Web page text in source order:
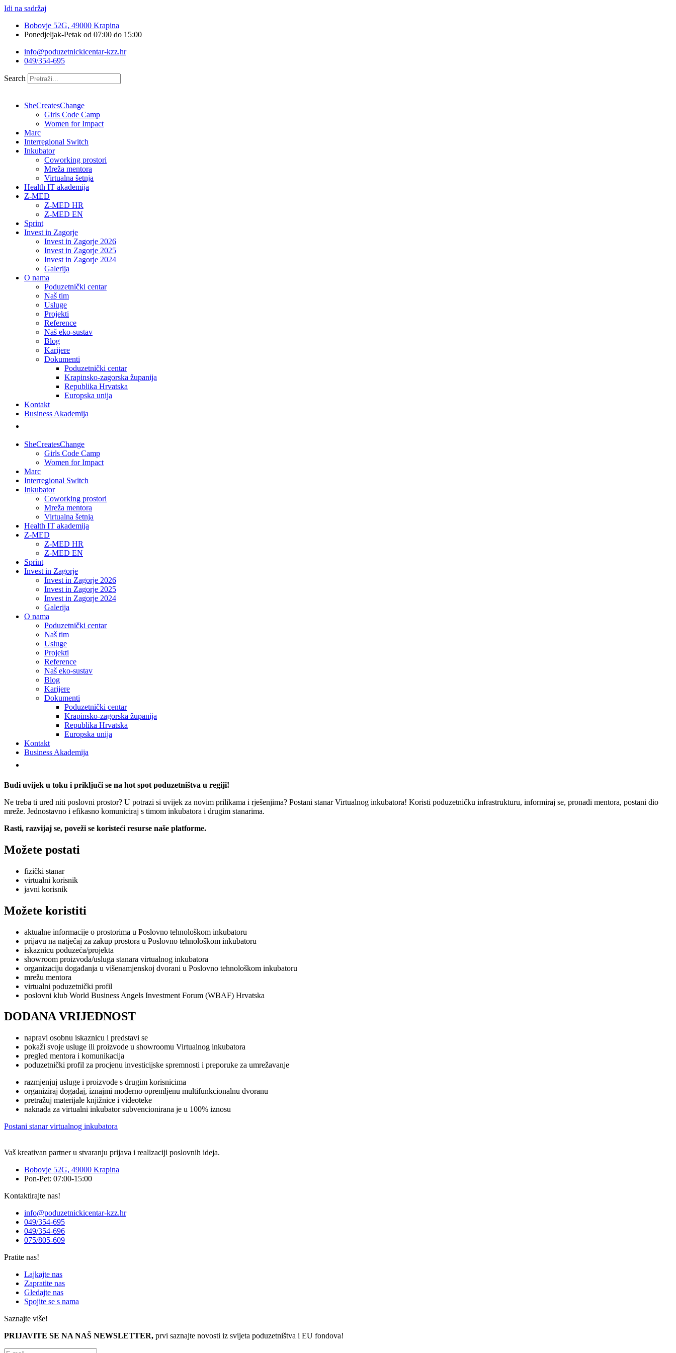
Idi na sadržaj
Bobovje 52G, 49000 Krapina
Ponedjeljak-Petak od 07:00 do 15:00
info@poduzetnickicentar-kzz.hr
049/354-695
Search
SheCreatesChange
Girls Code Camp
Women for Impact
Marc
Interregional Switch
Inkubator
Coworking prostori
Mreža mentora
Virtualna šetnja
Health IT akademija
Z-MED
Z-MED HR
Z-MED EN
Sprint
Invest in Zagorje
Invest in Zagorje 2026
Invest in Zagorje 2025
Invest in Zagorje 2024
Galerija
O nama
Poduzetnički centar
Naš tim
Usluge
Projekti
Reference
Naš eko-sustav
Blog
Karijere
Dokumenti
Poduzetnički centar
Krapinsko-zagorska županija
Republika Hrvatska
Europska unija
Kontakt
Business Akademija
SheCreatesChange
Girls Code Camp
Women for Impact
Marc
Interregional Switch
Inkubator
Coworking prostori
Mreža mentora
Virtualna šetnja
Health IT akademija
Z-MED
Z-MED HR
Z-MED EN
Sprint
Invest in Zagorje
Invest in Zagorje 2026
Invest in Zagorje 2025
Invest in Zagorje 2024
Galerija
O nama
Poduzetnički centar
Naš tim
Usluge
Projekti
Reference
Naš eko-sustav
Blog
Karijere
Dokumenti
Poduzetnički centar
Krapinsko-zagorska županija
Republika Hrvatska
Europska unija
Kontakt
Business Akademija
Budi uvijek u toku i priključi se na hot spot poduzetništva u regiji!
Ne treba ti ured niti poslovni prostor? U potrazi si uvijek za novim prilikama i rješenjima? Postani stanar Virtualnog inkubatora! Koristi poduzetničku infrastrukturu, informiraj se, pronađi mentora, postani dio
mreže. Jednostavno i efikasno komuniciraj s timom inkubatora i drugim stanarima.
Rasti, razvijaj se, poveži se koristeći resurse naše platforme.
Možete postati
fizički stanar
virtualni korisnik
javni korisnik
Možete koristiti
aktualne informacije o prostorima u Poslovno tehnološkom inkubatoru
prijavu na natječaj za zakup prostora u Poslovno tehnološkom inkubatoru
iskaznicu poduzeća/projekta
showroom proizvoda/usluga stanara virtualnog inkubatora
organizaciju događanja u višenamjenskoj dvorani u Poslovno tehnološkom inkubatoru
mrežu mentora
virtualni poduzetnički profil
poslovni klub World Business Angels Investment Forum (WBAF) Hrvatska
DODANA VRIJEDNOST
napravi osobnu iskaznicu i predstavi se
pokaži svoje usluge ili proizvode u showroomu Virtualnog inkubatora
pregled mentora i komunikacija
poduzetnički profil za procjenu investicijske spremnosti i preporuke za umrežavanje
razmjenjuj usluge i proizvode s drugim korisnicima
organiziraj događaj, iznajmi moderno opremljenu multifunkcionalnu dvoranu
pretražuj materijale knjižnice i videoteke
naknada za virtualni inkubator subvencionirana je u 100% iznosu
Postani stanar virtualnog inkubatora
Vaš kreativan partner u stvaranju prijava i realizaciji poslovnih ideja.
Bobovje 52G, 49000 Krapina
Pon-Pet: 07:00-15:00
Kontaktirajte nas!
info@poduzetnickicentar-kzz.hr
049/354-695
049/354-696
075/805-609
Pratite nas!
Lajkajte nas
Zapratite nas
Gledajte nas
Spojite se s nama
Saznajte više!
PRIJAVITE SE NA NAŠ NEWSLETTER, prvi saznajte novosti iz svijeta poduzetništva i EU fondova!